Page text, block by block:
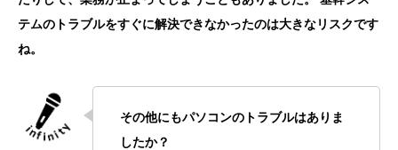
テムのトラブルをすぐに解決できなかったのは大きなリスクです
ね。
その他にもパソコンのトラブルはありま
したか？